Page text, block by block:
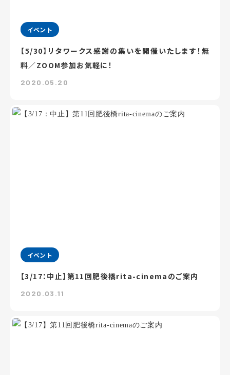
イベント
【5/30】リタワークス感謝の集いを開催いたします！無
料／ZOOM参加お気軽に！
2020.05.20
イベント
【3/17：中止】第11回肥後橋rita-cinemaのご案内
2020.03.11